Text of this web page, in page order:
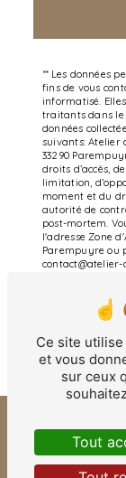
** Les données
fins de vous
informatisé.
traitants dans le
données
suivants: Atelier
33290
droits d’accès,
limitation,
moment et du
autorité de
post-mortem.
l'adresse Zone
Parempuyre ou
être demandé.
de prise de
aux fins
droit de vous
téléphonique,
Consultez le
Ce site
et vous
sur ceux
Tout